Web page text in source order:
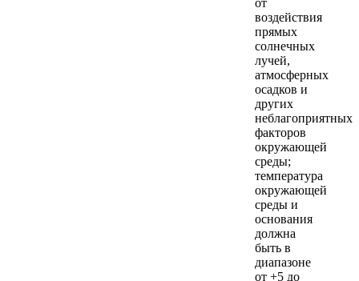
воздействия
прямых
солнечных
лучей,
атмосферных
осадков и
других
неблагоприятных
факторов
окружающей
среды;
температура
окружающей
среды и
основания
должна
быть в
диапазоне
от +5 до